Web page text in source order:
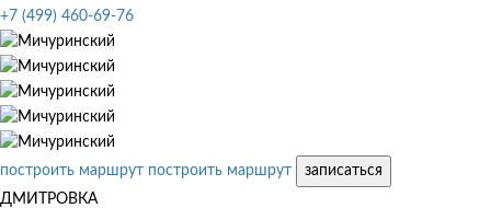
+7 (499) 460-69-76
построить маршрут построить маршрут
записаться
ДМИТРОВКА